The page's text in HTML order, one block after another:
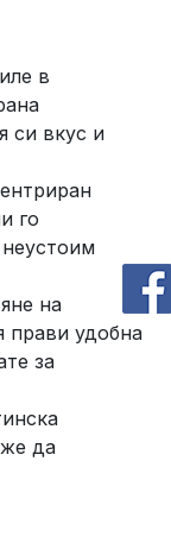
в
си вкус и
го
на
прави удобна
за
да